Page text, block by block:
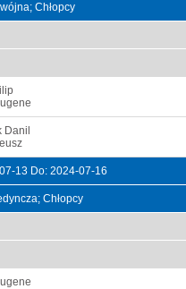
Chłopcy
Danil
13 Do: 2024-07-16
Chłopcy